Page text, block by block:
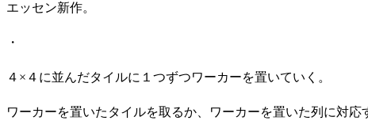
エッセン新作。
・
４×４に並んだタイルに１つずつワーカーを置いていく。
ワーカーを置いたタイルを取るか、ワーカーを置いた列に対応